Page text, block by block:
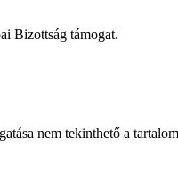
Bizottság támogat.
nem tekinthető a